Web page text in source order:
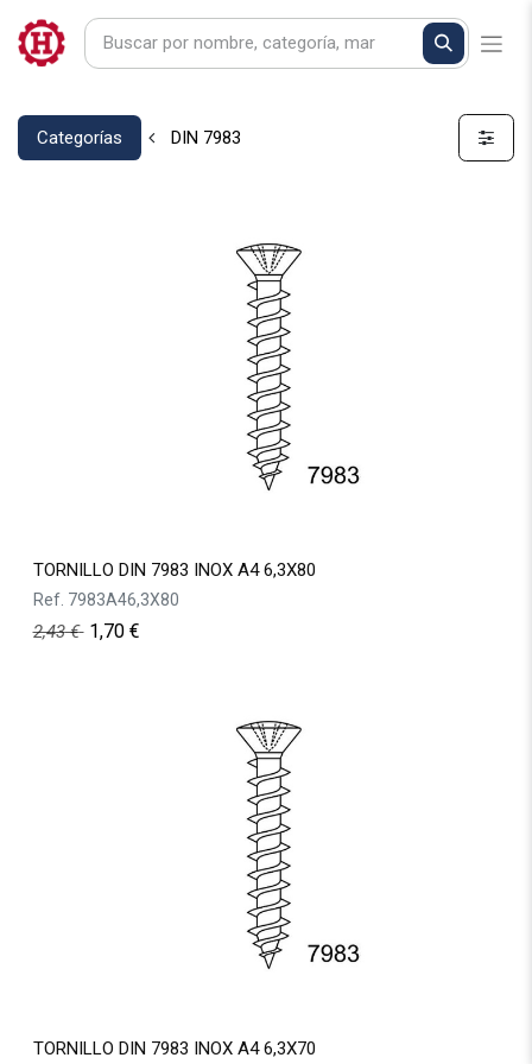
Categorías DIN 7983
TORNILLO DIN 7983 INOX A4 6,3X80
Ref. 7983A46,3X80
2,43€ 1,70€
TORNILLO DIN 7983 INOX A4 6,3X70